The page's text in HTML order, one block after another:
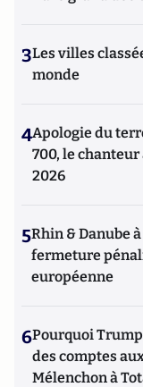
3Les villes
monde
4Apologie du
700, le chanteur
2026
5Rhin & Danube
fermeture
européenne
6Pourquoi
des comptes
Mélenchon à